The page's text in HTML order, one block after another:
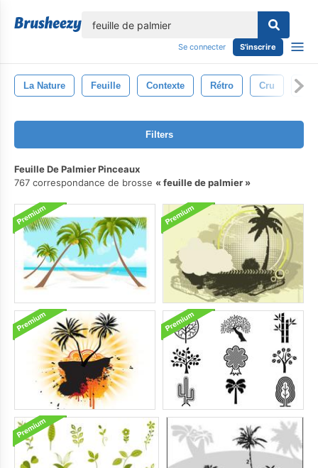
Se connecter S'inscrire
La Nature Feuille Contexte Rétro Cru
Filters
Feuille De Palmier Pinceaux
767 correspondance de brosse
feuille de palmier